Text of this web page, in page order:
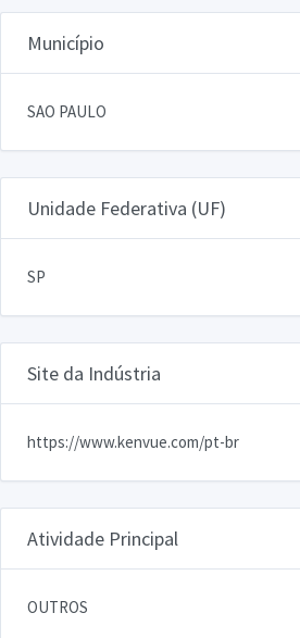
Município
SAO PAULO
Unidade Federativa (UF)
SP
Site da Indústria
https://www.kenvue.com/pt-br
Atividade Principal
OUTROS